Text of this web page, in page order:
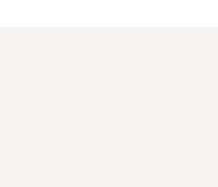
du prix de vente à la
CEDEX - Accès